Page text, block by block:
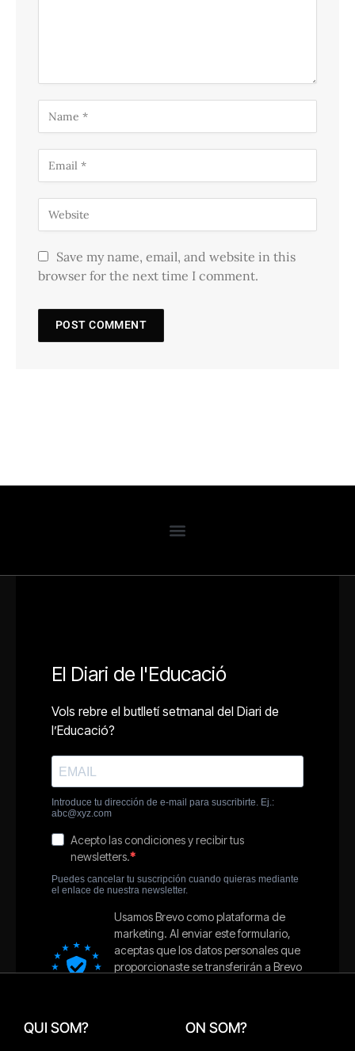
Save my name, email, and website in this
browser for the next time I comment.
QUI SOM? ON SOM?